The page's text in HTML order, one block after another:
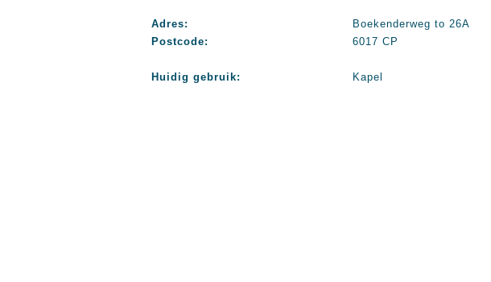
Adres:
Boekenderweg to 26A
Postcode:
6017 CP
Huidig gebruik: Kapel